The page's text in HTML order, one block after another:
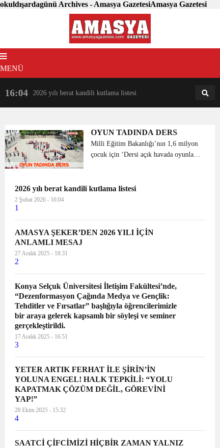
okuldışardagünü Archives - Amasya GazetesiAmasya Gazetesi
MENÜ
16:04 2026 yılı berat kandili kutlama listesi 18:31
OYUN TADINDA DERS
Milli Eğitim Bakanlığı’nın 1,6 milyon
çocuk için ‘Dersi açık havada oyunla
Dışarıda Günü” etkinliğine öğrenci ve
2026 yılı berat kandili kutlama listesi
2 Şubat 2026 - 16:04
1
AMASYA ŞEKER’DEN 2026 YILI İÇİN
ANLAMLI MESAJ
27 Aralık 2025 - 18:31
2
Konya Selçuk Üniversitesi İletişim Fakültesi’nde,
“Dezenformasyon Çağında Medya ve Gençlik:
Tehditler ve Fırsatlar” başlığıyla öğrencilerimizle
bir araya gelerek kapsamlı bir söyleşi ve seminer
gerçekleştirildi.
17 Aralık 2025 - 16:51
3
YETER ARTIK FERHAT İLE ŞİRİN’İN
YOLUNA ENGEL! HALK TEPKİLİ: “YOLU
KAPATMAK ÇÖZÜM DEĞİL, GÖREVİNİ
YAP!”
28 Ekim 2025 - 15:32
4
SAATCİ ÇİFCİMİZİ HİÇBİR ZAMAN YALNIZ